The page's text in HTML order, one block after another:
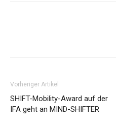
Vorheriger Artikel
SHIFT-Mobility-Award auf der
IFA geht an MIND-SHIFTER